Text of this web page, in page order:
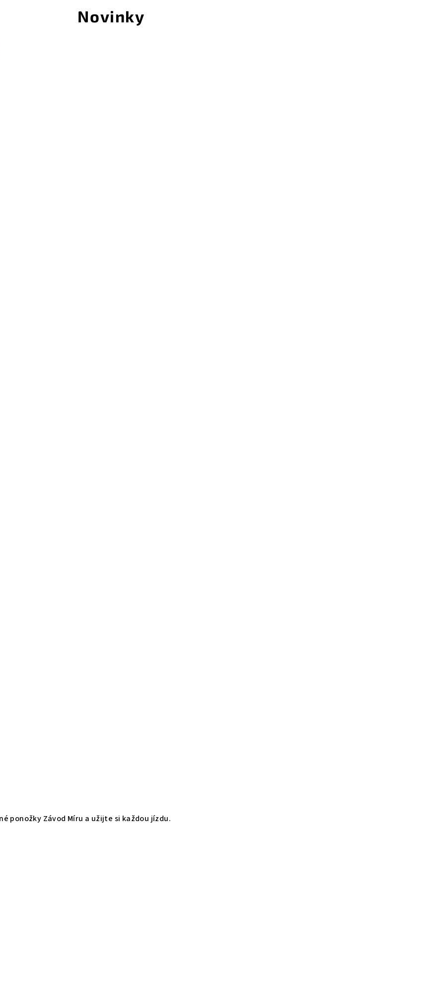
Novinky
ponožky Závod Míru a užijte si každou jízdu.